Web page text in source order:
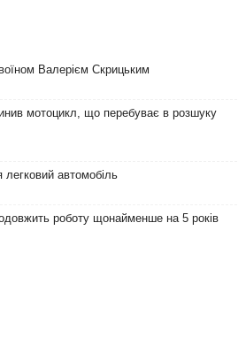
Валерієм Скрицьким
мотоцикл, що перебуває в розшуку
легковий автомобіль
роботу щонайменше на 5 років